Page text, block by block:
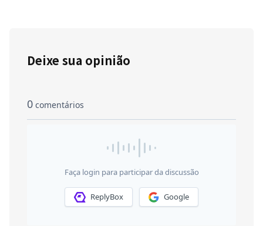
Deixe sua opinião